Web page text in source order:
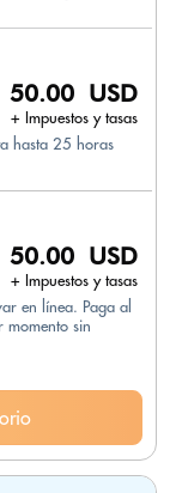
50.00 USD
+ Impuestos y tasas
hasta 25 horas
50.00 USD
+ Impuestos y tasas
en línea. Paga al
momento sin